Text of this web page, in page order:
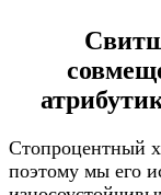
Стопроцентный
поэтому мы его